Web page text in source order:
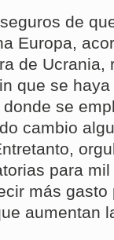
de
Europa,
de Ucrania,
que se
se
cambio
para
más
aumentan